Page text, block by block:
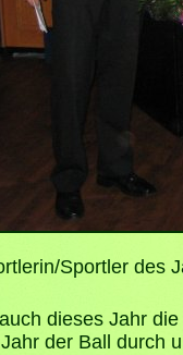
Sportler des
dieses Jahr
der Ball durch